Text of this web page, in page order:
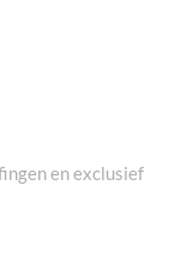
en exclusief